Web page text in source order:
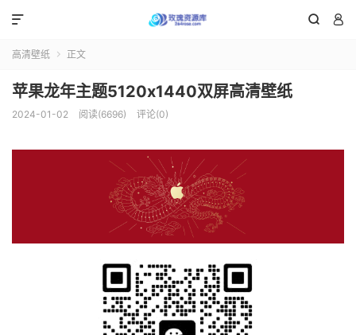
 

高清壁纸  正文
苹果龙年主题5120x1440双屏高清壁纸
2024-01-02 阅读(6696) 评论(0)